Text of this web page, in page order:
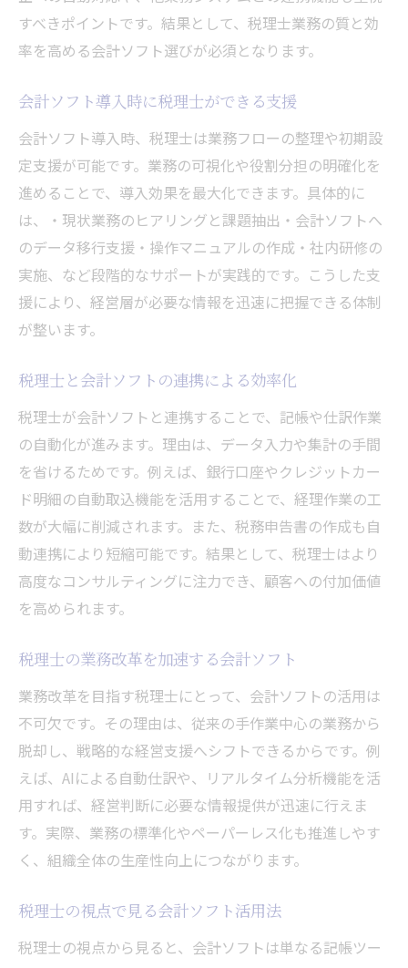
すべきポイントです。結果として、税理士業務の質と効
率を高める会計ソフト選びが必須となります。
会計ソフト導入時に税理士ができる支援
会計ソフト導入時、税理士は業務フローの整理や初期設
定支援が可能です。業務の可視化や役割分担の明確化を
進めることで、導入効果を最大化できます。具体的に
は、・現状業務のヒアリングと課題抽出・会計ソフトへ
のデータ移行支援・操作マニュアルの作成・社内研修の
実施、など段階的なサポートが実践的です。こうした支
援により、経営層が必要な情報を迅速に把握できる体制
が整います。
税理士と会計ソフトの連携による効率化
税理士が会計ソフトと連携することで、記帳や仕訳作業
の自動化が進みます。理由は、データ入力や集計の手間
を省けるためです。例えば、銀行口座やクレジットカー
ド明細の自動取込機能を活用することで、経理作業の工
数が大幅に削減されます。また、税務申告書の作成も自
動連携により短縮可能です。結果として、税理士はより
高度なコンサルティングに注力でき、顧客への付加価値
を高められます。
税理士の業務改革を加速する会計ソフト
業務改革を目指す税理士にとって、会計ソフトの活用は
不可欠です。その理由は、従来の手作業中心の業務から
脱却し、戦略的な経営支援へシフトできるからです。例
えば、AIによる自動仕訳や、リアルタイム分析機能を活
用すれば、経営判断に必要な情報提供が迅速に行えま
す。実際、業務の標準化やペーパーレス化も推進しやす
く、組織全体の生産性向上につながります。
税理士の視点で見る会計ソフト活用法
税理士の視点から見ると、会計ソフトは単なる記帳ツー